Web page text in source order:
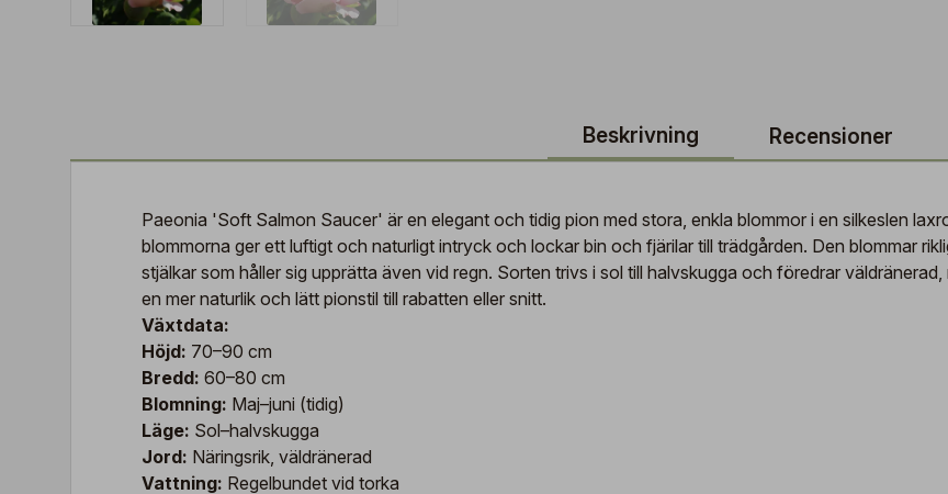
Beskrivning Recensioner
Paeonia 'Soft Salmon Saucer' är en elegant och tidig pion med stora, enkla blommor i en silkeslen
blommorna ger ett luftigt och naturligt intryck och lockar bin och fjärilar till trädgården. Den blommar
stjälkar som håller sig upprätta även vid regn. Sorten trivs i sol till halvskugga och föredrar
en mer naturlik och lätt pionstil till rabatten eller snitt.
Växtdata:
Höjd: 70–90 cm
Bredd: 60–80 cm
Blomning: Maj–juni (tidig)
Läge: Sol–halvskugga
Jord: Näringsrik, väldränerad
Vattning: Regelbundet vid torka